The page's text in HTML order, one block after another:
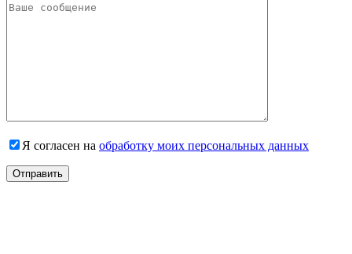
Я согласен на обработку моих персональных данных